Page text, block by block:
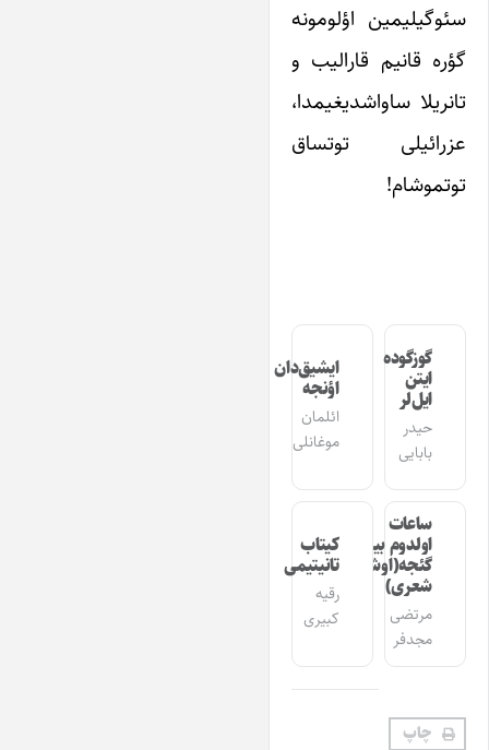
سئوگیلیمین اؤلومونه
گؤره قانیم قارالیب و
تانریلا ساواشدیغیمدا،
عزرائیلی توتساق
توتموشام!
گوزگوده
ایتن
ایل‌لر
حیدر
بابایی
ایشیق‌دان
اؤنجه
ائلمان
موغانلی
ساعات
اولدوم بیر
گئجه(اوشاق
شعری)
مرتضی
مجدفر
کیتاب
تانیتیمی
رقیه
کبیری
چاپ